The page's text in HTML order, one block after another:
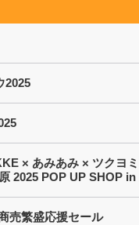
2025
× あみあみ × ツクヨ
2025 POP UP SHOP in
売繁盛応援セール